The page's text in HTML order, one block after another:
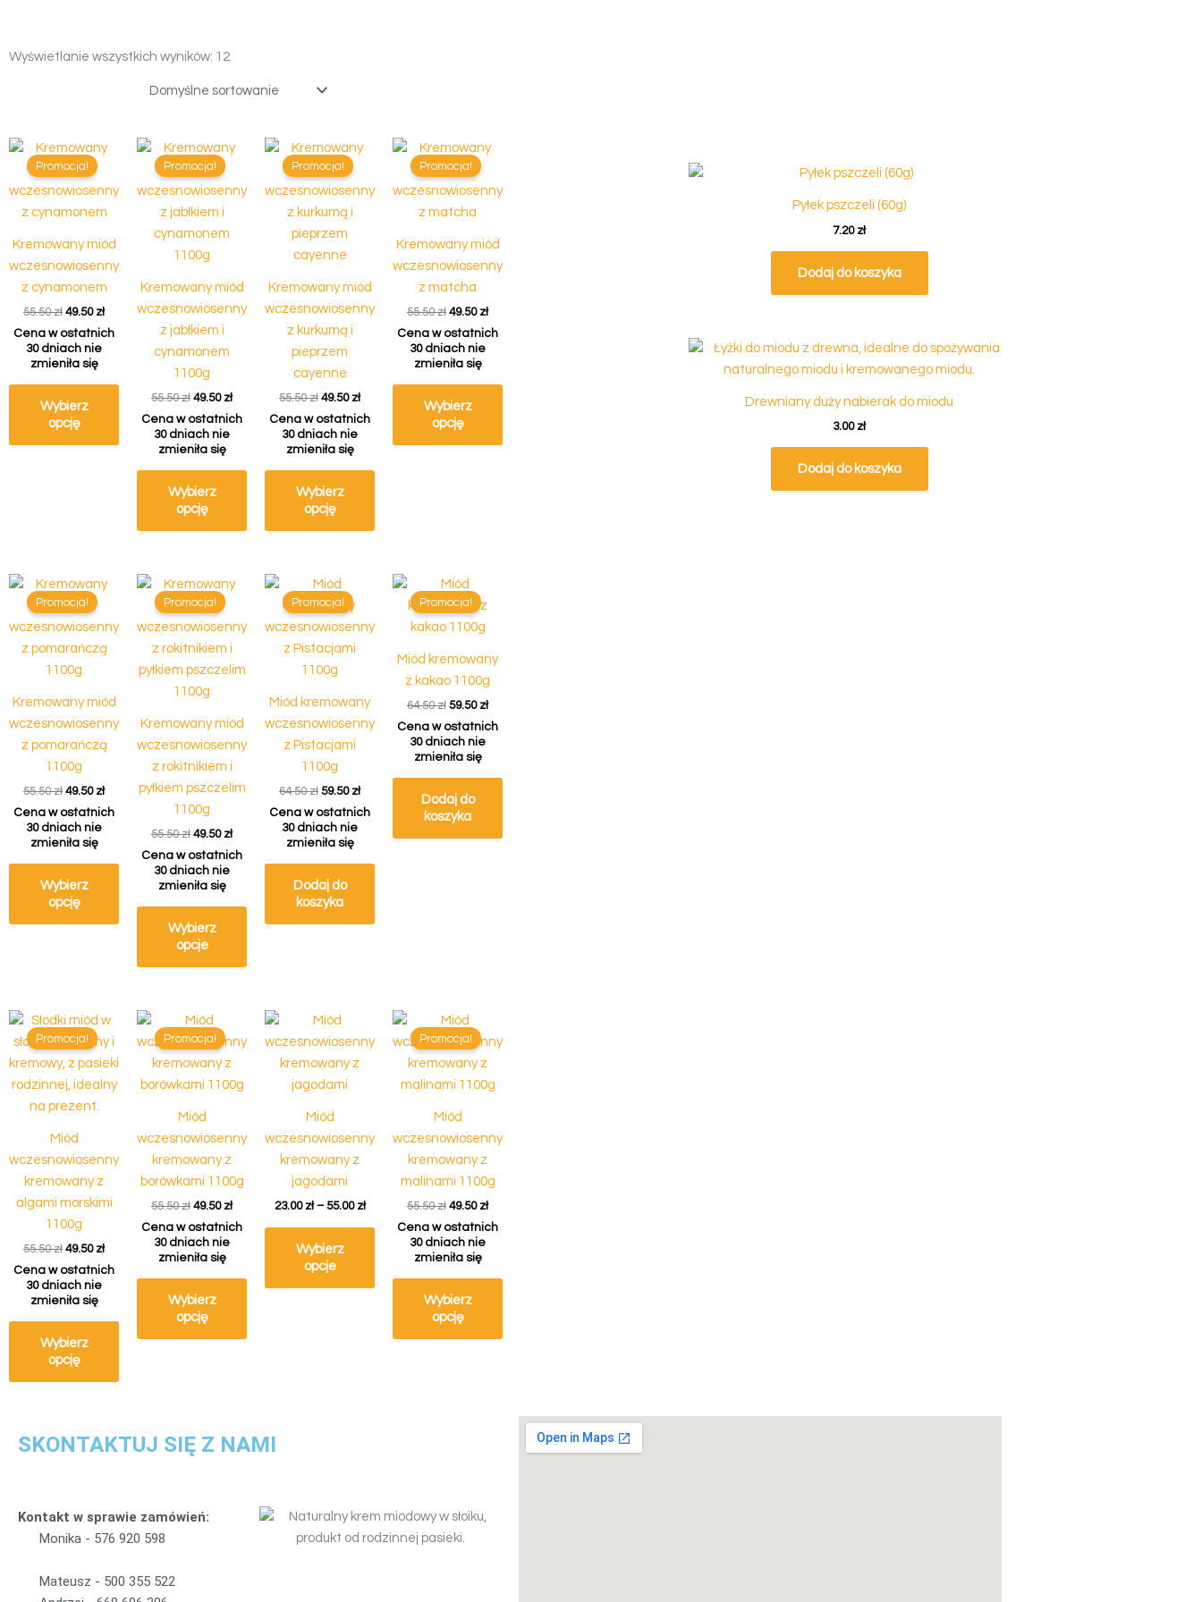
Wyświetlanie wszystkich wyników: 12
Promocja!
Kremowany miód
wczesnowiosenny
z cynamonem
55.50zł
Pierwotna
cena
wynosiła:
55.50 zł.
49.50 zł
Aktualna
cena
49.50 zł.
Cena w ostatnich
30 dniach nie
zmieniła się
Wybierz
opcję
Promocja!
Kremowany miód
wczesnowiosenny
z jabłkiem i
cynamonem
1100g
55.50zł
Pierwotna
cena
wynosiła:
55.50 zł.
49.50 zł
Aktualna
cena
49.50 zł.
Cena w ostatnich
30 dniach nie
zmieniła się
Wybierz
opcję
Promocja!
Kremowany miód
wczesnowiosenny
z kurkumą i
pieprzem
cayenne
55.50zł
Pierwotna
cena
wynosiła:
55.50 zł.
49.50 zł
Aktualna
cena
49.50 zł.
Cena w ostatnich
30 dniach nie
zmieniła się
Wybierz
opcję
Promocja!
Kremowany miód
wczesnowiosenny
z matcha
55.50zł
Pierwotna
cena
wynosiła:
55.50 zł.
49.50 zł
Aktualna
cena
49.50 zł.
Cena w ostatnich
30 dniach nie
zmieniła się
Wybierz
opcję
Promocja!
Kremowany miód
wczesnowiosenny
z pomarańczą
1100g
55.50zł
Pierwotna
cena
wynosiła:
55.50 zł.
49.50 zł
Aktualna
cena
49.50 zł.
Cena w ostatnich
30 dniach nie
zmieniła się
Wybierz
opcję
Promocja!
Kremowany miód
wczesnowiosenny
z rokitnikiem i
pyłkiem pszczelim
1100g
55.50zł
Pierwotna
cena
wynosiła:
55.50 zł.
49.50 zł
Aktualna
cena
49.50 zł.
Cena w ostatnich
30 dniach nie
zmieniła się
Wybierz
opcje
Ten
produkt
ma
wiele
wariantów.
Opcje
wybrać
Promocja!
Miód kremowany
wczesnowiosenny
z Pistacjami
1100g
64.50zł
Pierwotna
cena
wynosiła:
64.50 zł.
59.50 zł
Aktualna
59.50 zł.
Cena w ostatnich
30 dniach nie
zmieniła się
Dodaj do
koszyka
Promocja!
Miód kremowany
z kakao 1100g
64.50zł
Pierwotna
cena
wynosiła:
64.50 zł.
59.50 zł
Cena w ostatnich
30 dniach nie
zmieniła się
Dodaj do
koszyka
Promocja!
Miód
wczesnowiosenny
kremowany z
algami morskimi
1100g
55.50zł
Pierwotna
cena
wynosiła:
55.50 zł.
49.50 zł
Aktualna
wynosi:
49.50 zł.
Cena w ostatnich
30 dniach nie
zmieniła się
Wybierz
opcję
Promocja!
Miód
wczesnowiosenny
kremowany z
borówkami 1100g
55.50zł
Pierwotna
cena
wynosiła:
55.50 zł.
49.50 zł
Aktualna
wynosi:
Cena w ostatnich
30 dniach nie
zmieniła się
Wybierz
opcję
Miód
wczesnowiosenny
kremowany z
jagodami
23.00 zł – 55.00 zł
Zakres
od
55.00 zł
Wybierz
opcje
Ten
produkt
ma
wiele
wybrać
stronie
Promocja!
Miód
wczesnowiosenny
kremowany z
malinami 1100g
55.50zł
Pierwotna
cena
wynosiła:
55.50 zł.
49.50 zł
wynosi:
Cena w ostatnich
30 dniach nie
zmieniła się
Wybierz
opcję
Pyłek pszczeli (60g)
7.20 zł
Dodaj do koszyka
Drewniany duży nabierak do miodu
3.00 zł
Dodaj do koszyka
SKONTAKTUJ SIĘ Z NAMI
Kontakt w sprawie zamówień:
Monika - 576 920 598
Mateusz - 500 355 522